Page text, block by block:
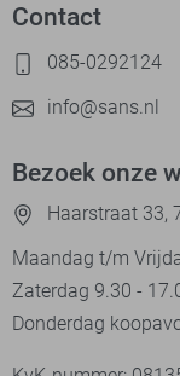
Contact
085-0292124
info@sans.nl
Bezoek onze
Haarstraat 33,
Maandag t/m
Zaterdag 9.30 -
Donderdag